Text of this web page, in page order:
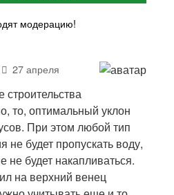
модерацию!
27 апреля
строительства
то, оптимальный уклон
При этом любой тип
не будет пропускать воду,
не будет накапливаться.
на верхний венец